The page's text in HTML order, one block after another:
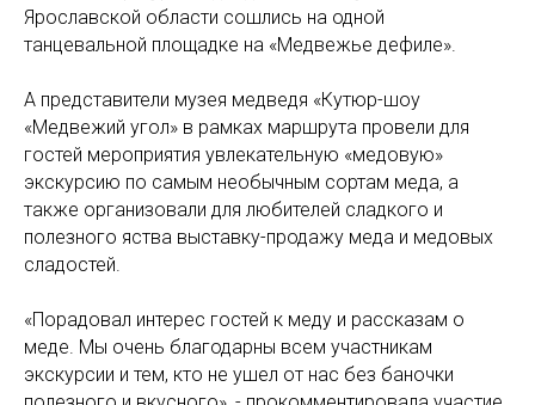
Ярославской области сошлись на одной
танцевальной площадке на «Медвежье дефиле».
А представители музея медведя «Кутюр-шоу
«Медвежий угол» в рамках маршрута провели для
гостей мероприятия увлекательную «медовую»
экскурсию по самым необычным сортам меда, а
также организовали для любителей сладкого и
полезного яства выставку-продажу меда и медовых
сладостей.
«Порадовал интерес гостей к меду и рассказам о
меде. Мы очень благодарны всем участникам
экскурсии и тем, кто не ушел от нас без баночки